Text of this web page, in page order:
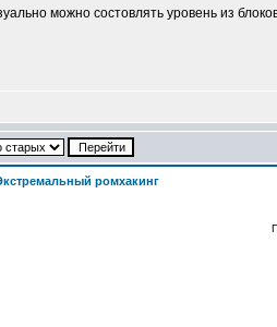
можно состовлять уровень из
ромхакинг